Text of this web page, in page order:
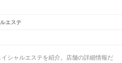
半個室あり
ます。
エステ
シャルエステを紹介。店舗の詳細情報だ